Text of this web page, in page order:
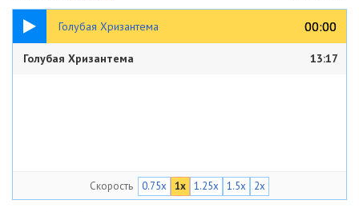
Голубая Хризантема 00:00
00:00
13:17
Голубая Хризантема 13:17
Скорость 0.75x 1x 1.25x 1.5x 2x